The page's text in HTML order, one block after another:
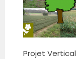
Projet Vertical